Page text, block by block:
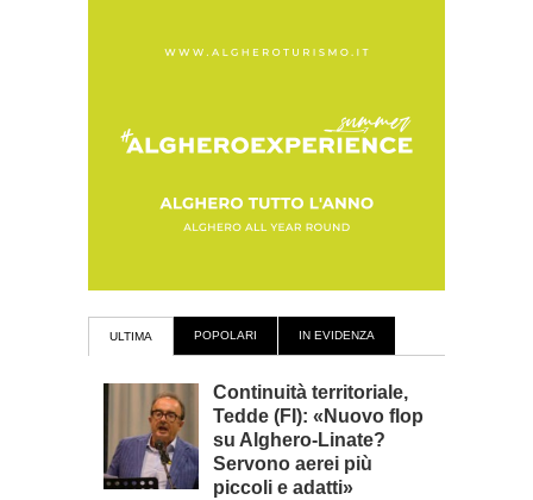
ULTIMA POPOLARI IN EVIDENZA
Continuità territoriale,
Tedde (FI): «Nuovo flop
su Alghero-Linate?
Servono aerei più
piccoli e adatti»